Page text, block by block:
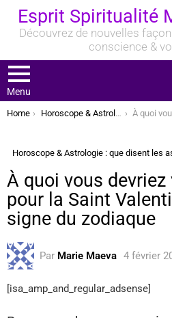
Esprit Spiritualité
Découvrez de nouvelles
conscience &
Menu
You are here:
Home Horoscope & Astrologie : que disent les astres ? À quoi vous devriez vous attendre pour la
Horoscope & Astrologie : que disent les
À quoi vous
pour la Saint
signe du zodiaque
Par Marie Maeva 4 février
[isa_amp_and_regular_adsense]